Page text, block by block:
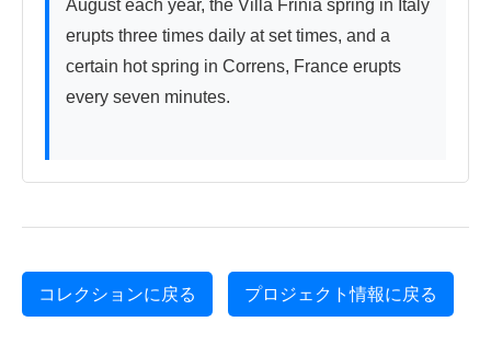
August each year, the Villa Frinia spring in Italy
erupts three times daily at set times, and a
certain hot spring in Correns, France erupts
every seven minutes.
コレクションに戻る プロジェクト情報に戻る